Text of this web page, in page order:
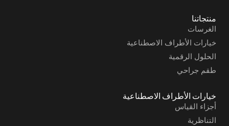
منتجاتنا
الغرسات
خيارات الأطراف الاصطناعية
الحلول الرقمية
طقم جراحي
خيارات الأطراف الاصطناعية
أجزاء القياس
التناظرية